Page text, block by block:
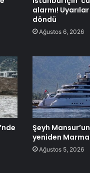
alarmı!
döndü
Ağustos 6, 2026
Şeyh
yeniden
Ağustos 5, 2026